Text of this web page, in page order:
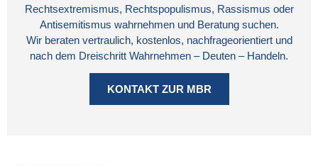
Rechtsextremismus, Rechtspopulismus, Rassismus oder
Antisemitismus wahrnehmen und Beratung suchen.
Wir beraten vertraulich, kostenlos, nachfrageorientiert und
nach dem Dreischritt Wahrnehmen – Deuten – Handeln.
KONTAKT ZUR MBR